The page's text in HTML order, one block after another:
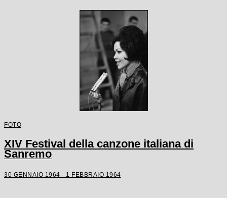
FOTO
XIV Festival della canzone italiana di
Sanremo
30 GENNAIO 1964 - 1 FEBBRAIO 1964